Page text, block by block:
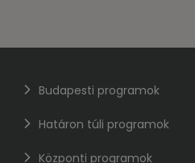
Budapesti programok
Határon túli programok
Központi programok